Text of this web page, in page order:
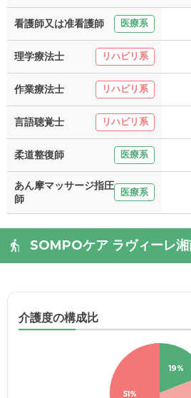
看護師又は准看護師 医療系
理学療法士 リハビリ系
作業療法士 リハビリ系
言語聴覚士 リハビリ系
柔道整復師 医療系
あん摩マッサージ指圧
師
医療系
SOMPOケア ラヴィーレ
介護度の構成比
19%
51%